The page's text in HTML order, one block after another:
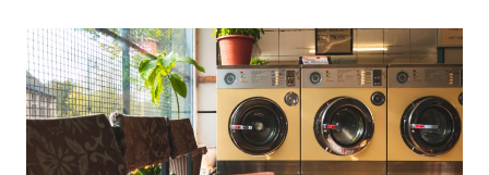
金をど […]